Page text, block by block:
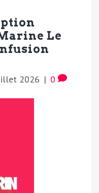
Le
2026 | 0